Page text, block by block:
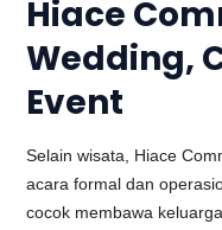
Hiace
Wedding,
Event
Selain wisata, Hiace
acara formal dan
cocok membawa